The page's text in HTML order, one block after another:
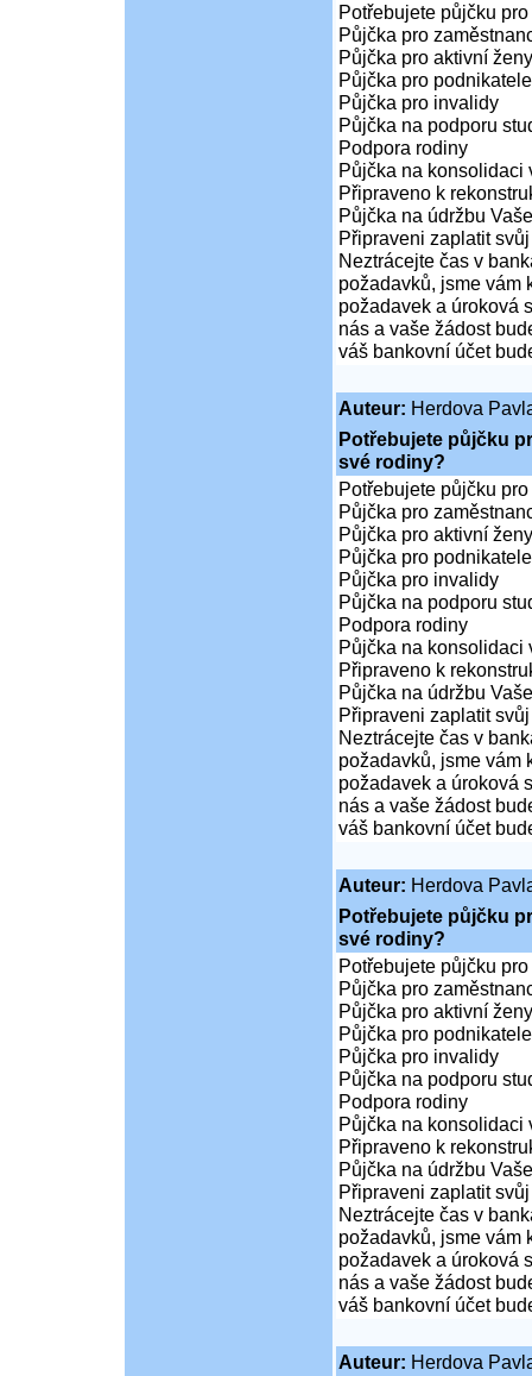
Potřebujete půjčku
Půjčka pro
Půjčka pro aktivní
Půjčka pro podnikatele
Půjčka pro invalidy
Půjčka na podporu
Podpora rodiny
Půjčka na konsolidaci
Připraveno k
Půjčka na údržbu
Připraveni zaplatit
Neztrácejte čas v
požadavků, jsme vám
požadavek a úroková
nás a vaše žádost
váš bankovní účet
Auteur: Herdova
Potřebujete půjčku
své rodiny?
Potřebujete půjčku
Půjčka pro
Půjčka pro aktivní
Půjčka pro podnikatele
Půjčka pro invalidy
Půjčka na podporu
Podpora rodiny
Půjčka na konsolidaci
Připraveno k
Půjčka na údržbu
Připraveni zaplatit
Neztrácejte čas v
požadavků, jsme vám
požadavek a úroková
nás a vaše žádost
váš bankovní účet
Auteur: Herdova
Potřebujete půjčku
své rodiny?
Potřebujete půjčku
Půjčka pro
Půjčka pro aktivní
Půjčka pro podnikatele
Půjčka pro invalidy
Půjčka na podporu
Podpora rodiny
Půjčka na konsolidaci
Připraveno k
Půjčka na údržbu
Připraveni zaplatit
Neztrácejte čas v
požadavků, jsme vám
požadavek a úroková
nás a vaše žádost
váš bankovní účet
Auteur: Herdova